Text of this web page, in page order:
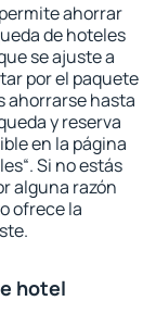
ahorrar
de hoteles
se ajuste a
por el paquete
ahorrarse hasta
y reserva
en la página
Si no estás
alguna razón
ofrece la
hotel